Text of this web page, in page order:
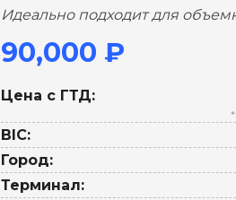
Идеально подходит для
90,000 ₽
Цена с ГТД:
BIC:
Город:
Терминал: